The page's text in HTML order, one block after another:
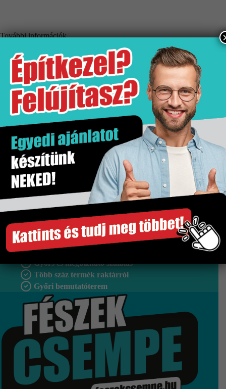
További információk
Tömeg 50 kg
Értékesítési egység csomag
Fagyálló Igen
Hatás Márvány hatás
Kiszerelés 1 csomag
Mennyiségi egység csomag
Méret 33×33
Csempe
Kifutó Igen
Szakértő segítség
Gyors és megbízható szállítás
Több száz termék raktárról
Győri bemutatóterem